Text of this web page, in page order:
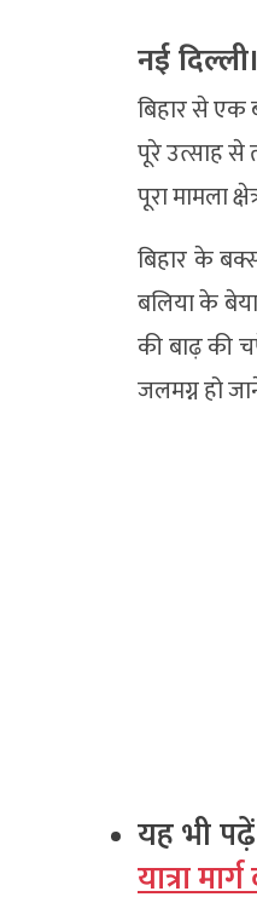
नई दिल्ली।
बिहार से एक
पूरे उत्साह से
पूरा मामला
बिहार के
बलिया के
की बाढ़ की
जलमग्न हो
यह भी
यात्रा